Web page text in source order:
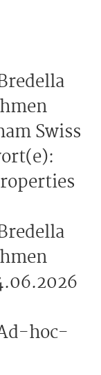
Swiss
hoc-